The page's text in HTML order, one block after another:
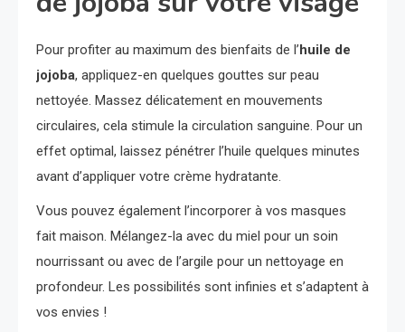
Pour profiter au maximum des bienfaits de l’huile de
jojoba, appliquez-en quelques gouttes sur peau
nettoyée. Massez délicatement en mouvements
circulaires, cela stimule la circulation sanguine. Pour un
effet optimal, laissez pénétrer l’huile quelques minutes
avant d’appliquer votre crème hydratante.
Vous pouvez également l’incorporer à vos masques
fait maison. Mélangez-la avec du miel pour un soin
nourrissant ou avec de l’argile pour un nettoyage en
profondeur. Les possibilités sont infinies et s’adaptent à
vos envies !